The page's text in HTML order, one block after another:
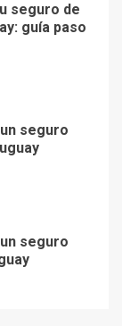
seguro de
guía paso
seguro
seguro